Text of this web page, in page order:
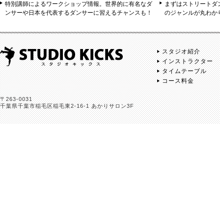
特別講師によるワークショップ情報。世界的に有名なダ
ンサーや日本を代表するダンサーに習えるチャンスも！
まずはストリート
のジャンルが丸わか
〒263-0031
千葉県千葉市稲毛区稲毛東2-16-1 あかりサロン3F
スタジオ紹介
インストラクター
タイムテーブル
コース料金